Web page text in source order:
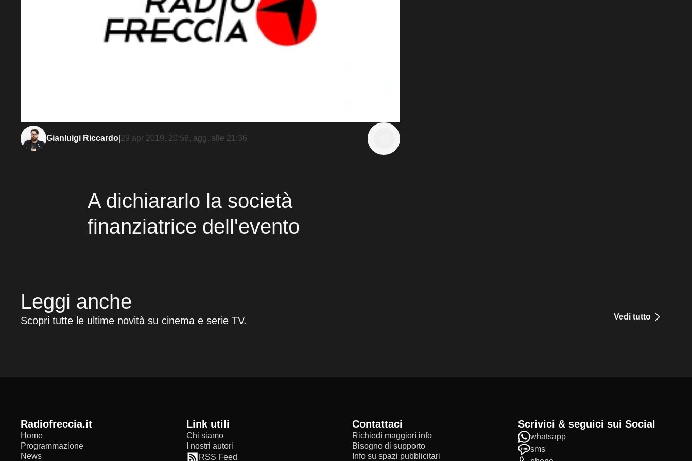
Gianluigi Riccardo 29 apr 2019, 20:56, agg. alle 21:36
A dichiararlo la società
finanziatrice dell'evento
Leggi anche
Scopri tutte le ultime novità su cinema e serie TV. Vedi tutto
radiofreccia.it
Home
Programmazione
News
Link utili
Chi siamo
I nostri autori
RSS Feed
Contattaci
Richiedi maggiori info
Bisogno di supporto
Info su spazi pubblicitari
Scrivici & seguici sui Social
whatsapp
sms